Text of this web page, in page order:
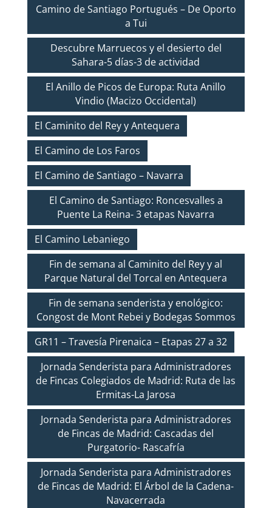
Camino de Santiago Portugués – De Oporto
a Tui
Descubre Marruecos y el desierto del
Sahara-5 días-3 de actividad
El Anillo de Picos de Europa: Ruta Anillo
Vindio (Macizo Occidental)
El Caminito del Rey y Antequera
El Camino de Los Faros
El Camino de Santiago – Navarra
El Camino de Santiago: Roncesvalles a
Puente La Reina- 3 etapas Navarra
El Camino Lebaniego
Fin de semana al Caminito del Rey y al
Parque Natural del Torcal en Antequera
Fin de semana senderista y enológico:
Congost de Mont Rebei y Bodegas Sommos
GR11 – Travesía Pirenaica – Etapas 27 a 32
Jornada Senderista para Administradores
de Fincas Colegiados de Madrid: Ruta de las
Ermitas-La Jarosa
Jornada Senderista para Administradores
de Fincas de Madrid: Cascadas del
Purgatorio- Rascafría
Jornada Senderista para Administradores
de Fincas de Madrid: El Árbol de la Cadena-
Navacerrada